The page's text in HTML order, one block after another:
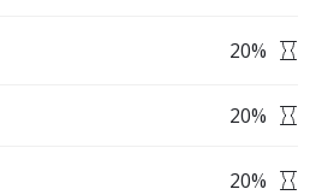
20%
20%
20%